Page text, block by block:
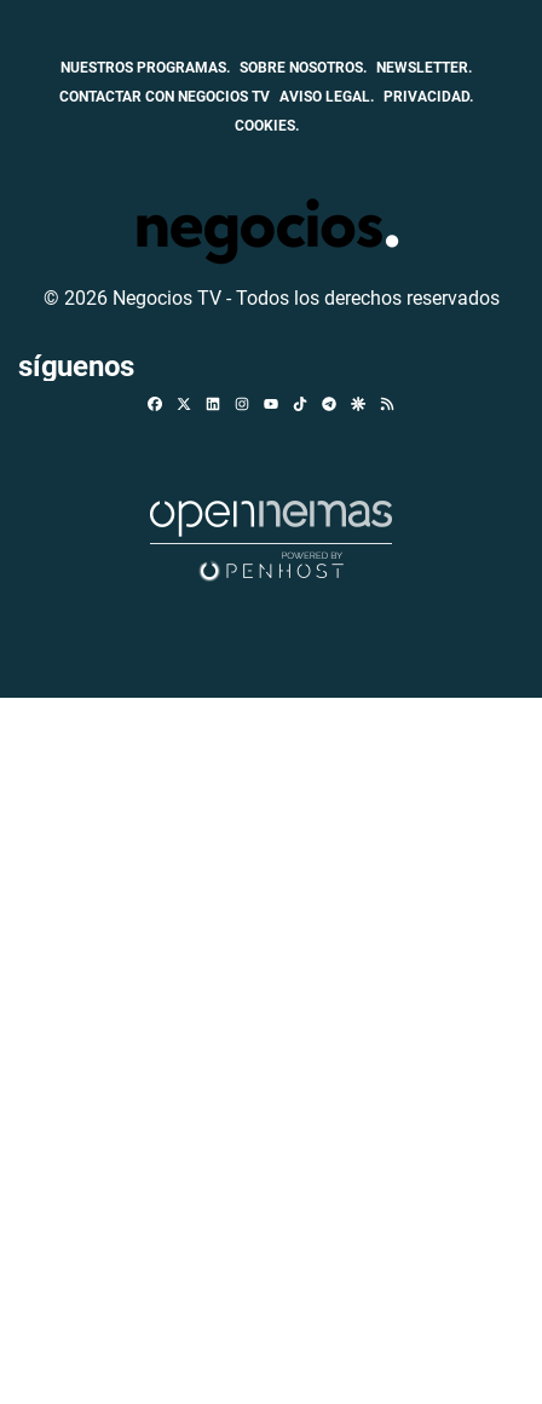
NUESTROS PROGRAMAS. SOBRE NOSOTROS. NEWSLETTER.
CONTACTAR CON NEGOCIOS TV AVISO LEGAL. PRIVACIDAD.
COOKIES.
© 2026 Negocios TV - Todos los derechos reservados
síguenos
FacebookLinkedinInstagramTikTokTelegramGoogle Discover